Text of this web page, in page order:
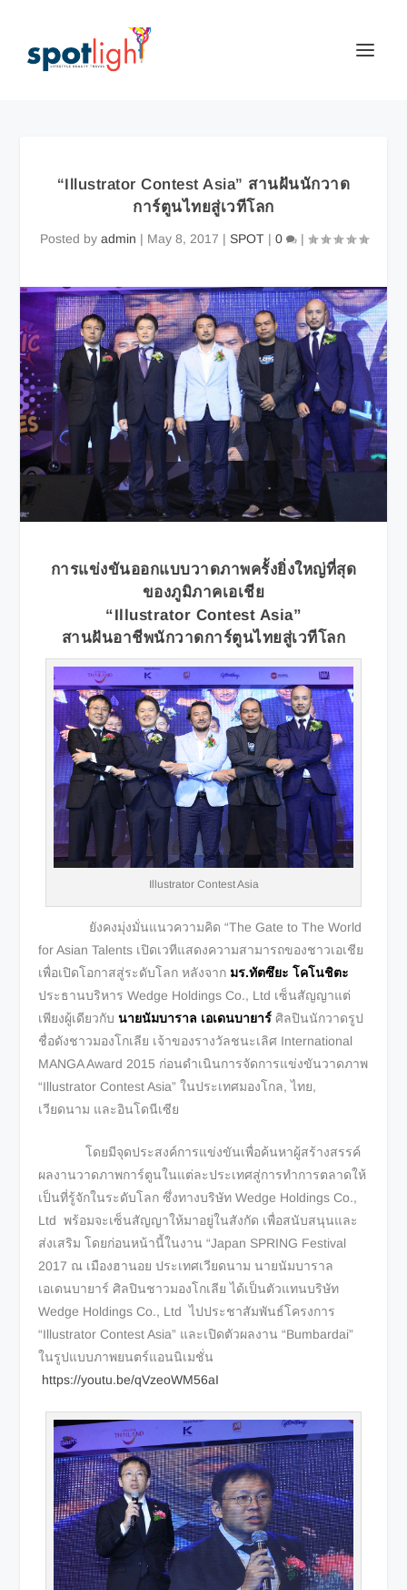
“Illustrator Contest Asia” สานฝันนักวาด
การ์ตูนไทยสู่เวทีโลก
Posted by admin | May 8, 2017 | SPOT| 0 |
การแข่งขันออกแบบวาดภาพครั้งยิ่งใหญ่ที่สุด
ของภูมิภาคเอเชีย
“Illustrator Contest Asia”
สานฝันอาชีพนักวาดการ์ตูนไทยสู่เวทีโลก
Illustrator Contest Asia
ยังคงมุ่งมั่นแนวความคิด “The Gate to The World
for Asian Talents เปิดเวทีแสดงความสามารถของชาวเอเชีย
เพื่อเปิดโอกาสสู่ระดับโลก หลังจาก มร.ทัตซึยะ โคโนชิตะ
ประธานบริหาร Wedge Holdings Co., Ltd เซ็นสัญญาแต่
เพียงผู้เดียวกับนายนัมบาราล เอเดนบายาร์ ศิลปินนักวาดรูป
ชื่อดังชาวมองโกเลีย เจ้าของรางวัลชนะเลิศ International
MANGA Award 2015 ก่อนดำเนินการจัดการแข่งขันวาดภาพ
“Illustrator Contest Asia” ในประเทศมองโกล, ไทย,
เวียดนาม และอินโดนีเซีย
โดยมีจุดประสงค์การแข่งขันเพื่อค้นหาผู้สร้างสรรค์
ผลงานวาดภาพการ์ตูนในแต่ละประเทศสู่การทำการตลาดให้
เป็นที่รู้จักในระดับโลก ซึ่งทางบริษัท Wedge Holdings Co.,
Ltd พร้อมจะเซ็นสัญญาให้มาอยู่ในสังกัด เพื่อสนับสนุนและ
ส่งเสริม โดยก่อนหน้านี้ในงาน “Japan SPRING Festival
2017 ณ เมืองฮานอย ประเทศเวียดนาม นายนัมบาราล
เอเดนบายาร์ ศิลปินชาวมองโกเลีย ได้เป็นตัวแทนบริษัท
Wedge Holdings Co., Ltd ไปประชาสัมพันธ์โครงการ
“Illustrator Contest Asia” และเปิดตัวผลงาน “Bumbardai”
ในรูปแบบภาพยนตร์แอนนิเมชั่น
https://youtu.be/qVzeoWM56aI